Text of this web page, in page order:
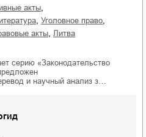
акты
уголовное право
акты Литва
серию «Законодательство
и научный анализ з…